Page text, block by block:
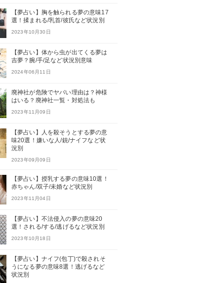
【夢占い】胸を触られる夢の意味17
選！揉まれる/乳首/彼氏など状況別
2023年10月30日
【夢占い】体から虫が出てくる夢は
吉夢？腕/手/足など状況別意味
2024年06月11日
廃神社が危険でヤバい理由は？神様
はいる？廃神社一覧・対処法も
2023年11月09日
【夢占い】人を殺そうとする夢の意
味20選！嫌いな人/銃/ナイフなど状
況別
2023年09月09日
【夢占い】授乳する夢の意味10選！
赤ちゃん/双子/未婚など状況別
2023年11月04日
【夢占い】不法侵入の夢の意味20
選！される/する/逃げるなど状況別
2023年10月18日
【夢占い】ナイフ(包丁)で殺されそ
うになる夢の意味8選！逃げるなど
状況別